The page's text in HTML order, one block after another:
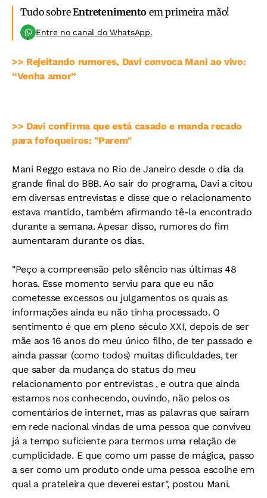
Tudo sobreEntretenimento em primeira mão!
Entre no canal do WhatsApp.
>> Rejeitando rumores, Davi convoca Mani ao vivo:
“Venha amor”
>> Davi confirma que está casado e manda recado
para fofoqueiros: "Parem"
Mani Reggo estava no Rio de Janeiro desde o dia da
grande final do BBB. Ao sair do programa, Davi a citou
em diversas entrevistas e disse que o relacionamento
estava mantido, também afirmando tê-la encontrado
durante a semana. Apesar disso, rumores do fim
aumentaram durante os dias.
"Peço a compreensão pelo silêncio nas últimas 48
horas. Esse momento serviu para que eu não
cometesse excessos ou julgamentos os quais as
informações ainda eu não tinha processado. O
sentimento é que em pleno século XXI, depois de ser
mãe aos 16 anos do meu único filho, de ter passado e
ainda passar (como todos) muitas dificuldades, ter
que saber da mudança do status do meu
relacionamento por entrevistas , e outra que ainda
estamos nos conhecendo, ouvindo, não pelos os
comentários de internet, mas as palavras que saíram
em rede nacional vindas de uma pessoa que conviveu
já a tempo suficiente para termos uma relação de
cumplicidade. E que como um passe de mágica, passo
a ser como um produto onde uma pessoa escolhe em
qual a prateleira que deverei estar", postou Mani.